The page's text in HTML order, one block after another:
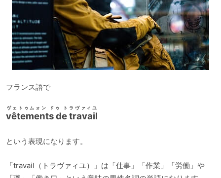
フランス語で
vêtements de travail
ヴェトゥムォン ドゥ トラヴァィユ
という表現になります。
「travail（トラヴァィユ）」は「仕事」「作業」「労働」や